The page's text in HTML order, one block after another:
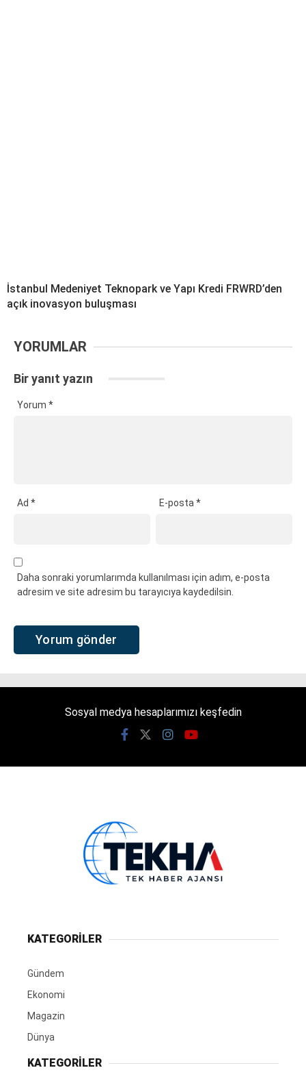
İstanbul Medeniyet Teknopark ve Yapı Kredi FRWRD’den
açık inovasyon buluşması
YORUMLAR
Bir yanıt yazın
Yorum *
Ad * E-posta*
Daha sonraki yorumlarımda kullanılması için adım, e-posta
adresim ve site adresim bu tarayıcıya kaydedilsin.
Sosyal medya hesaplarımızı keşfedin
KATEGORİLER
Gündem
Ekonomi
Magazin
Dünya
KATEGORİLER